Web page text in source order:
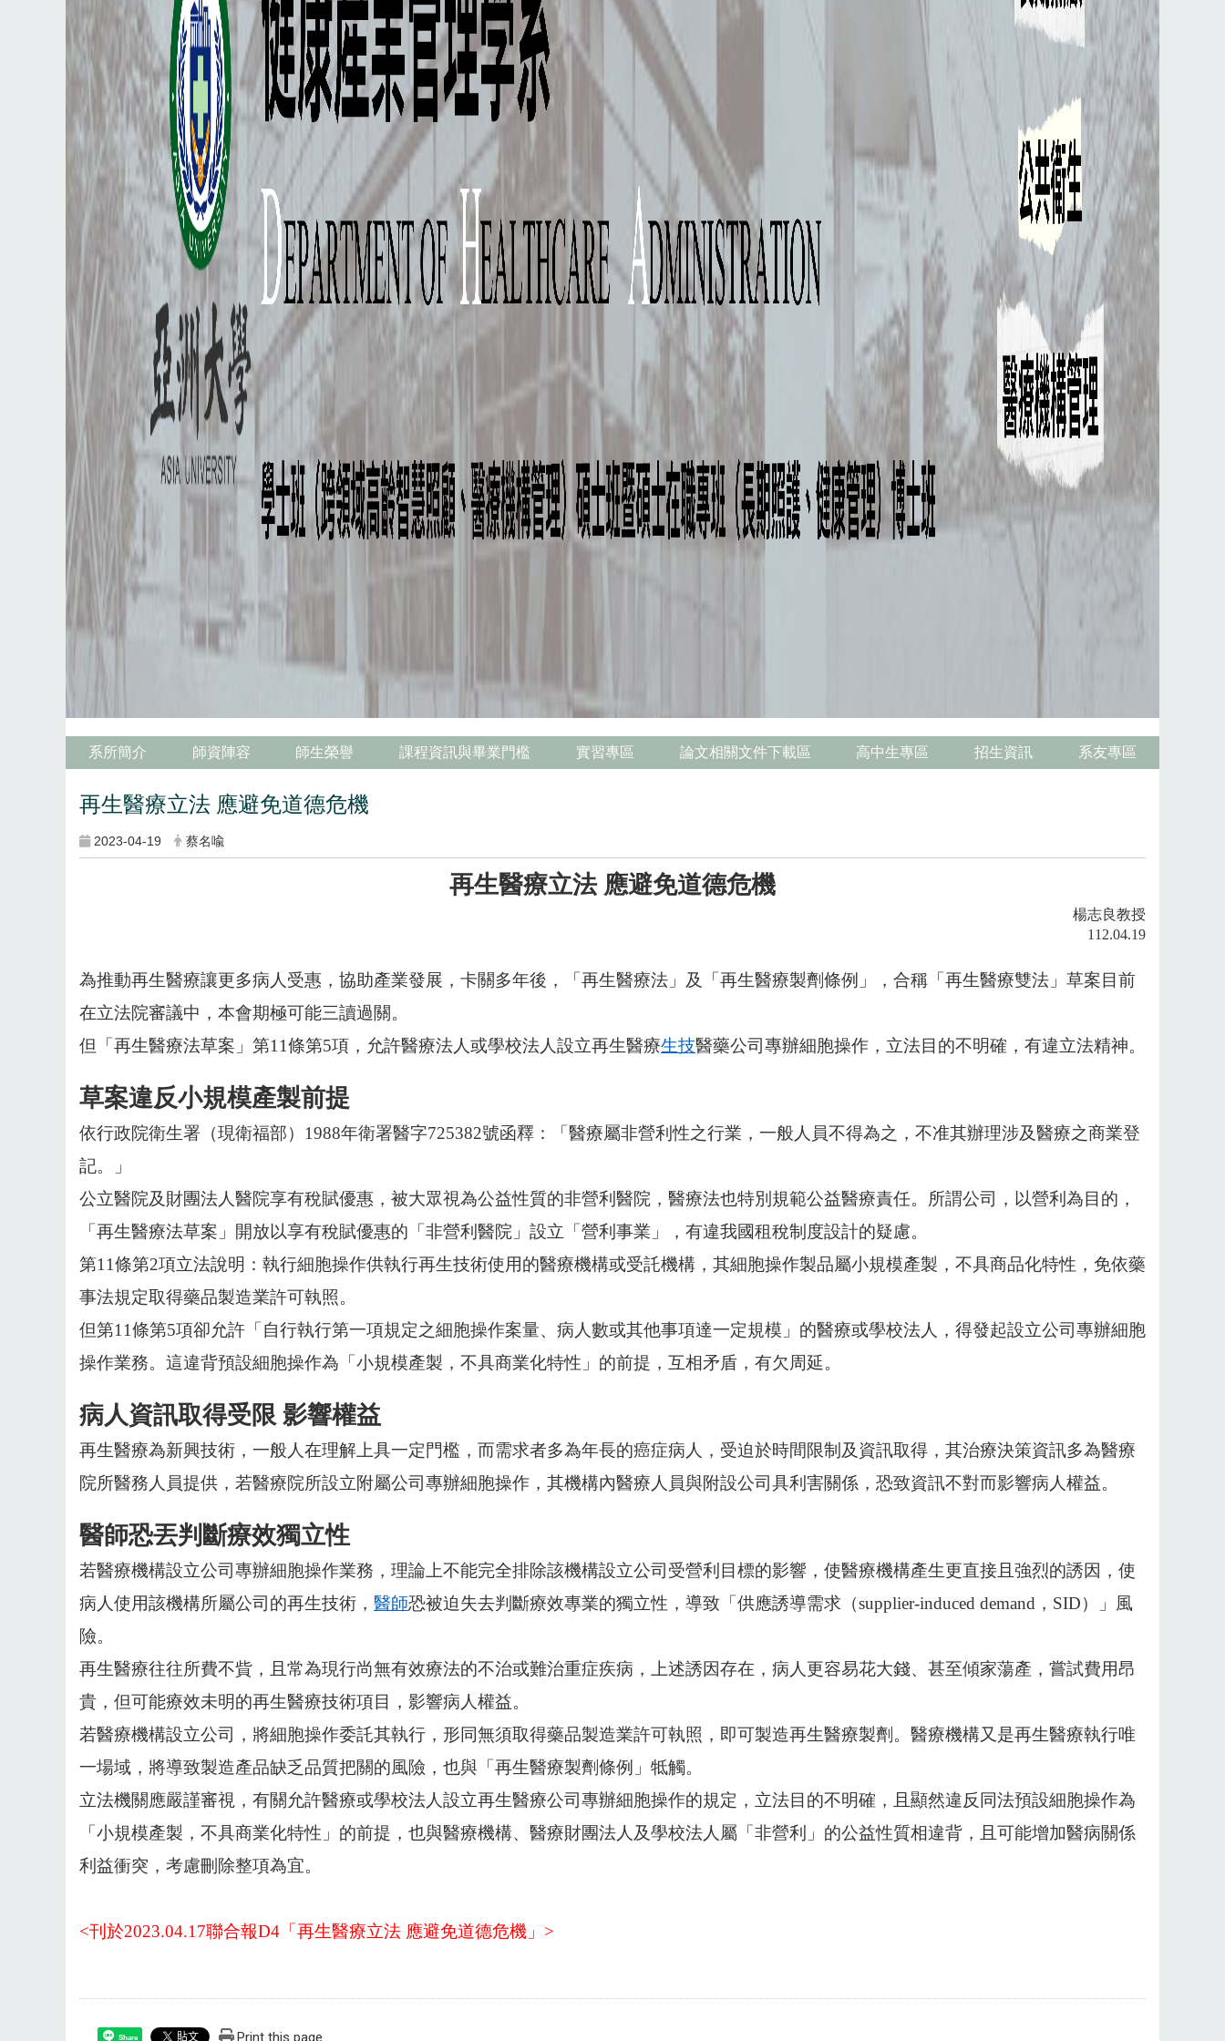
系所簡介 師資陣容 師生榮譽 課程資訊與畢業門檻 實習專區 論文相關文件下載區 高中生專區 招生資訊 系友專區
再生醫療立法 應避免道德危機
2023-04-19 蔡名喩
再生醫療立法 應避免道德危機
楊志良教授
112.04.19
為推動再生醫療讓更多病人受惠，協助產業發展，卡關多年後，「再生醫療法」及「再生醫療製劑條例」，合稱「再生醫療雙法」草案目前
在立法院審議中，本會期極可能三讀過關。
但「再生醫療法草案」第11條第5項，允許醫療法人或學校法人設立再生醫療生技醫藥公司專辦細胞操作，立法目的不明確，有違立法精神。
草案違反小規模產製前提
依行政院衛生署（現衛福部）1988年衛署醫字725382號函釋：「醫療屬非營利性之行業，一般人員不得為之，不准其辦理涉及醫療之商業登
記。」
公立醫院及財團法人醫院享有稅賦優惠，被大眾視為公益性質的非營利醫院，醫療法也特別規範公益醫療責任。所謂公司，以營利為目的，
「再生醫療法草案」開放以享有稅賦優惠的「非營利醫院」設立「營利事業」，有違我國租稅制度設計的疑慮。
第11條第2項立法說明：執行細胞操作供執行再生技術使用的醫療機構或受託機構，其細胞操作製品屬小規模產製，不具商品化特性，免依藥
事法規定取得藥品製造業許可執照。
但第11條第5項卻允許「自行執行第一項規定之細胞操作案量、病人數或其他事項達一定規模」的醫療或學校法人，得發起設立公司專辦細胞
操作業務。這違背預設細胞操作為「小規模產製，不具商業化特性」的前提，互相矛盾，有欠周延。
病人資訊取得受限 影響權益
再生醫療為新興技術，一般人在理解上具一定門檻，而需求者多為年長的癌症病人，受迫於時間限制及資訊取得，其治療決策資訊多為醫療
院所醫務人員提供，若醫療院所設立附屬公司專辦細胞操作，其機構內醫療人員與附設公司具利害關係，恐致資訊不對而影響病人權益。
醫師恐丟判斷療效獨立性
若醫療機構設立公司專辦細胞操作業務，理論上不能完全排除該機構設立公司受營利目標的影響，使醫療機構產生更直接且強烈的誘因，使
病人使用該機構所屬公司的再生技術， 醫師恐被迫失去判斷療效專業的獨立性，導致「供應誘導需求（supplier-induced demand，SID）」風
險。
再生醫療往往所費不貲，且常為現行尚無有效療法的不治或難治重症疾病，上述誘因存在，病人更容易花大錢、甚至傾家蕩產，嘗試費用昂
貴，但可能療效未明的再生醫療技術項目，影響病人權益。
若醫療機構設立公司，將細胞操作委託其執行，形同無須取得藥品製造業許可執照，即可製造再生醫療製劑。醫療機構又是再生醫療執行唯
一場域，將導致製造產品缺乏品質把關的風險，也與「再生醫療製劑條例」牴觸。
立法機關應嚴謹審視，有關允許醫療或學校法人設立再生醫療公司專辦細胞操作的規定，立法目的不明確，且顯然違反同法預設細胞操作為
「小規模產製，不具商業化特性」的前提，也與醫療機構、醫療財團法人及學校法人屬「非營利」的公益性質相違背，且可能增加醫病關係
利益衝突，考慮刪除整項為宜。
<刊於2023.04.17聯合報D4「再生醫療立法 應避免道德危機」>
Share Print this page